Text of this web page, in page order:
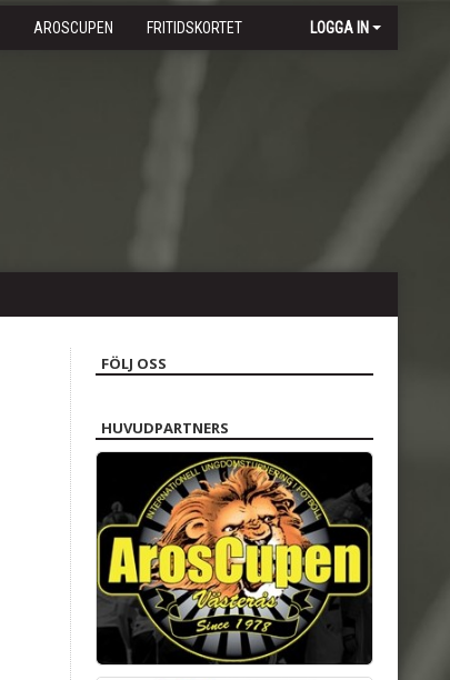
AROSCUPEN FRITIDSKORTET LOGGA IN
FÖLJ OSS
HUVUDPARTNERS